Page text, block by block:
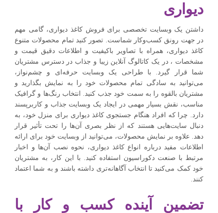
دیواری
داشتن یک وبسایت تخصصی برای فروش کاغذ دیواری، گامی مهم
در جهت رونق کسب‌وکار شماست. تصور کنید تمام محصولات متنوع
کاغذ دیواری، همراه با تصاویر باکیفیت و اطلاعات دقیق قیمت و
مشخصات ، در یک کاتالوگ آنلاین زیبا و جذاب در دسترس مشتریان
شما قرار گیرد. با طراحی یک وبسایت حرفه‌ای و چشم‌نواز،
می‌توانید به سادگی تمام محصولات خود را به نمایش بگذارید و
مشتریان بالقوه را به سمت خود جذب کنید. انتخاب رنگ‌ها و گرافیک
مناسب، نقش بسیار مهمی در ایجاد یک وبسایت جذاب و کاربرپسند
دارد. چرا که افراد هنگام جستجوی کاغذ دیواری برای منزل خود، به
دنبال سایت‌هایی هستند که از نظر بصری آن‌ها را تحت تأثیر قرار
دهد. علاوه بر نمایش محصولات، می‌توانید از وبسایت خود برای ارائه
اطلاعات مفید درباره انواع کاغذ دیواری، نحوه نصب آن‌ها و اخبار
مرتبط با صنعت دکوراسیون استفاده کنید. با این کار، به مشتریان
خود کمک می‌کنید تا انتخاب آگاهانه‌تری داشته باشند و به شما اعتماد
کنند.
تضمین آینده کسب و کار با